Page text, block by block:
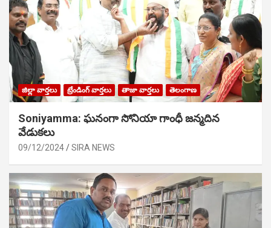
జిల్లా వార్తలు ట్రేండింగ్ వార్తలు తాజా వార్తలు తెలంగాణ
Soniyamma: ఘ‌నంగా సోనియా గాంధీ జ‌న్మ‌దిన
వేడుక‌లు
09/12/2024 SIRA NEWS